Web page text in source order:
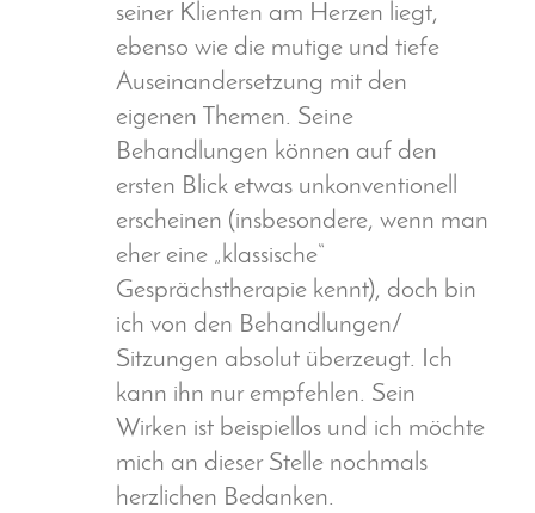
seiner Klienten am Herzen liegt,
ebenso wie die mutige und tiefe
Auseinandersetzung mit den
eigenen Themen. Seine
Behandlungen können auf den
ersten Blick etwas unkonventionell
erscheinen (insbesondere, wenn man
eher eine „klassische“
Gesprächstherapie kennt), doch bin
ich von den Behandlungen/
Sitzungen absolut überzeugt. Ich
kann ihn nur empfehlen. Sein
Wirken ist beispiellos und ich möchte
mich an dieser Stelle nochmals
herzlichen Bedanken.